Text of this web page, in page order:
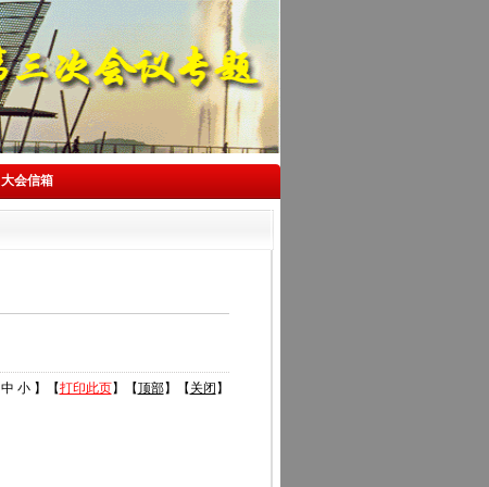
大会信箱
中 小】【打印此页】【顶部】【 关闭 】